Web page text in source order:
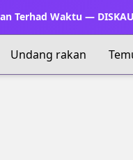
Terhad Waktu —
Undang rakan